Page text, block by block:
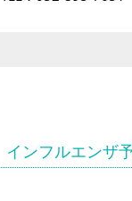
インフルエンザ